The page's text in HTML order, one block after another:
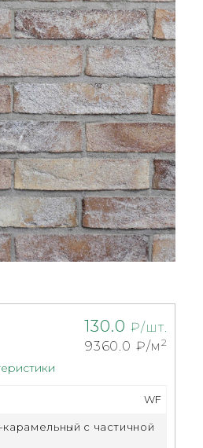
130.0 ₽/шт.
9360.0 ₽/м2
WF
с частичной